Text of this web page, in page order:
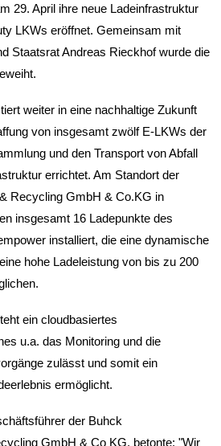
29. April ihre neue Ladeinfrastruktur
LKWs eröffnet. Gemeinsam mit
Staatsrat Andreas Rieckhof wurde die
weiter in eine nachhaltige Zukunft
von insgesamt zwölf E-LKWs der
und den Transport von Abfall
errichtet. Am Standort der
Recycling GmbH & Co.KG in
insgesamt 16 Ladepunkte des
installiert, die eine dynamische
hohe Ladeleistung von bis zu 200
ein cloudbasiertes
u.a. das Monitoring und die
zulässt und somit ein
ermöglicht.
der Buhck
GmbH & Co KG, betonte: "Wir